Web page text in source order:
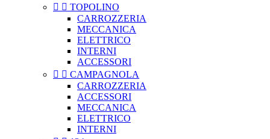
  TOPOLINO
CARROZZERIA
MECCANICA
ELETTRICO
INTERNI
ACCESSORI
  CAMPAGNOLA
CARROZZERIA
ACCESSORI
MECCANICA
ELETTRICO
INTERNI